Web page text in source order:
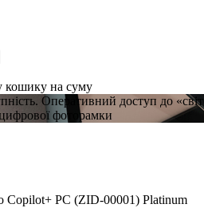
кошику на суму
Оперативний доступ до
цифрової фоторамки
Copilot+ PC (ZID-00001) Platinum